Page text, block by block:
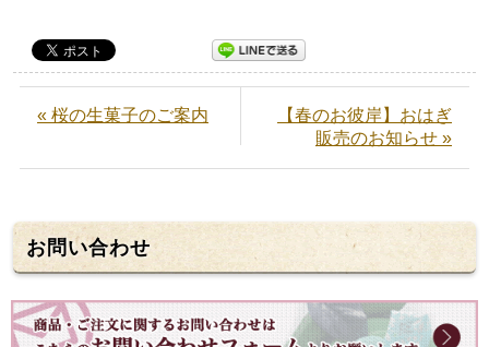
« 桜の生菓子のご案内
【春のお彼岸】おはぎ
販売のお知らせ »
お問い合わせ